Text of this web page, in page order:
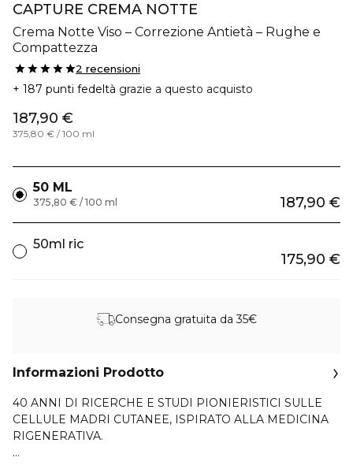
CAPTURE CREMA NOTTE
Crema Notte Viso – Correzione Antietà – Rughe e
Compattezza
2 recensioni
187 punti fedeltà grazie a questo acquisto
187,90 €
375,80 € / 100 ml
50 ML
187,90 €
375,80 € / 100 ml
50ml ric
175,90 €
Consegna gratuita da 35€
Informazioni Prodotto
40 ANNI DI RICERCHE E STUDI PIONIERISTICI SULLE
CELLULE MADRI CUTANEE, ISPIRATO ALLA MEDICINA
RIGENERATIVA.